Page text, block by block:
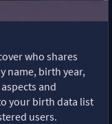
who shares
name, birth year,
and
your birth data list
users.